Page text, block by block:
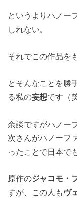
というよりハノー
しれない。
それでこの作品を
とそんなことを勝
る私の妄想です（
余談ですがハノー
次さんがハノーフ
ったことで日本で
原作のジャコモ・
すが、この人も ヴ